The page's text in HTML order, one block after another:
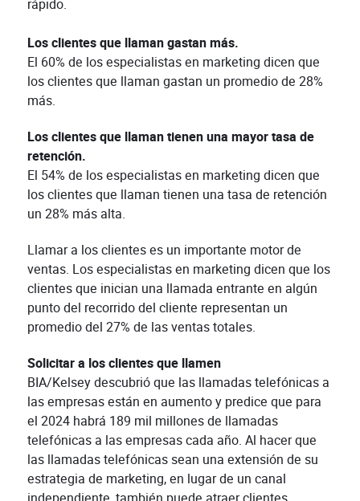
rápido.
Los clientes que llaman gastan más.
El 60% de los especialistas en marketing dicen que
los clientes que llaman gastan un promedio de 28%
más.
Los clientes que llaman tienen una mayor tasa de
retención.
El 54% de los especialistas en marketing dicen que
los clientes que llaman tienen una tasa de retención
un 28% más alta.
Llamar a los clientes es un importante motor de
ventas. Los especialistas en marketing dicen que los
clientes que inician una llamada entrante en algún
punto del recorrido del cliente representan un
promedio del 27% de las ventas totales.
Solicitar a los clientes que llamen
BIA/Kelsey descubrió que las llamadas telefónicas a
las empresas están en aumento y predice que para
el 2024 habrá 189 mil millones de llamadas
telefónicas a las empresas cada año. Al hacer que
las llamadas telefónicas sean una extensión de su
estrategia de marketing, en lugar de un canal